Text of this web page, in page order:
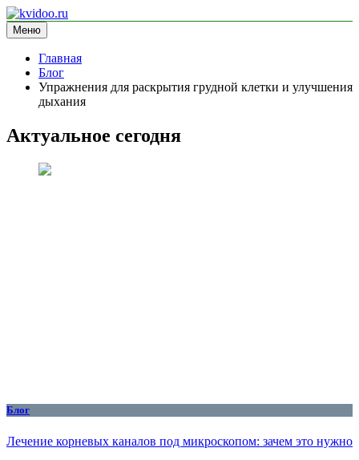
Перейти
к
содержимому
kvidoo.ru
блог про здоровье
Меню
Главная
Блог
Упражнения для раскрытия грудной клетки и улучшения
дыхания
Актуальное сегодня
Блог
Лечение корневых каналов под микроскопом: зачем это нужно